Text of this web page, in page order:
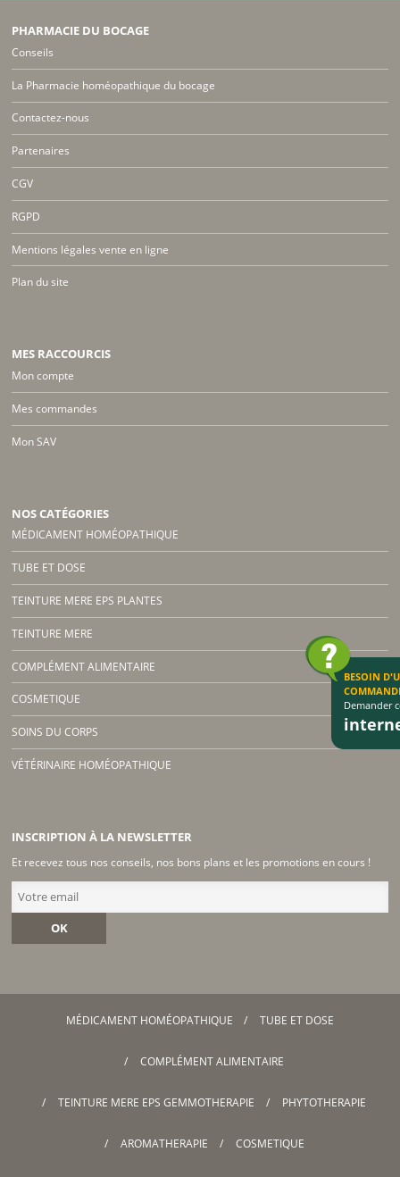
PHARMACIE DU BOCAGE
Conseils
La Pharmacie homéopathique du bocage
Contactez-nous
Partenaires
CGV
RGPD
Mentions légales vente en ligne
Plan du site
MES RACCOURCIS
Mon compte
Mes commandes
Mon SAV
NOS CATÉGORIES
MÉDICAMENT HOMÉOPATHIQUE
TUBE ET DOSE
TEINTURE MERE EPS PLANTES
TEINTURE MERE
COMPLÉMENT ALIMENTAIRE
COSMETIQUE
SOINS DU CORPS
VÉTÉRINAIRE HOMÉOPATHIQUE
INSCRIPTION À LA NEWSLETTER
Et recevez tous nos conseils, nos bons plans et les promotions en cours !
OK
MÉDICAMENT HOMÉOPATHIQUE TUBE ET DOSE
COMPLÉMENT ALIMENTAIRE
TEINTURE MERE EPS GEMMOTHERAPIE PHYTOTHERAPIE
AROMATHERAPIE COSMETIQUE
BESOIN
Demander